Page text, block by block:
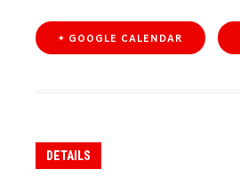
+ GOOGLE CALENDAR
DETAILS